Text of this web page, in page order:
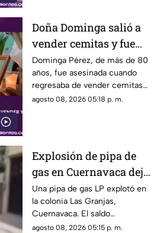
Doña Dominga salió a
vender cemitas y fue
asesinada al regresar a
casa; así fue la agresión
(VIDEO)
Dominga Pérez, de más de 80
años, fue asesinada cuando
regresaba de vender cemitas
en Chachapa. La Fiscalía de
agosto 08, 2026 05:18 p. m.
Explosión de pipa de
gas en Cuernavaca deja
21 personas lesionadas
Una pipa de gas LP explotó en
la colonia Las Granjas,
Cuernavaca. El saldo
preliminar es de 21 lesionados
agosto 08, 2026 05:15 p. m.